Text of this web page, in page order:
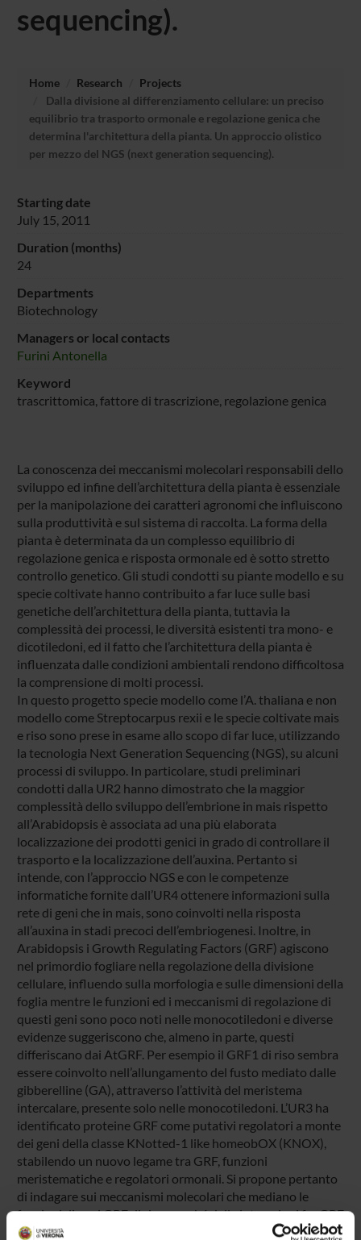
sequencing).
Home Research
Projects
Dalla divisione al differenziamento cellulare: un preciso
equilibrio tra trasporto ormonale e regolazione genica che
determina l'architettura della pianta. Un approccio olistico
per mezzo del NGS (next generation sequencing).
Starting date
July 15, 2011
Duration (months)
24
Departments
Biotechnology
Managers or local contacts
Furini Antonella
Keyword
trascrittomica, fattore di trascrizione, regolazione genica
La conoscenza dei meccanismi molecolari responsabili dello
sviluppo ed infine dell’architettura della pianta è essenziale
per la manipolazione dei caratteri agronomi che influiscono
sulla produttività e sul sistema di raccolta. La forma della
pianta è determinata da un complesso equilibrio di
regolazione genica e risposta ormonale ed è sotto stretto
controllo genetico. Gli studi condotti su piante modello e su
specie coltivate hanno contribuito a far luce sulle basi
genetiche dell’architettura della pianta, tuttavia la
complessità dei processi, le diversità esistenti tra mono- e
dicotiledoni, ed il fatto che l’architettura della pianta è
influenzata dalle condizioni ambientali rendono difficoltosa
la comprensione di molti processi.
In questo progetto specie modello come l’A. thaliana e non
modello come Streptocarpus rexii e le specie coltivate mais
e riso sono prese in esame allo scopo di far luce, utilizzando
la tecnologia Next Generation Sequencing (NGS), su alcuni
processi di sviluppo. In particolare, studi preliminari
condotti dalla UR2 hanno dimostrato che la maggior
complessità dello sviluppo dell’embrione in mais rispetto
all’Arabidopsis è associata ad una più elaborata
localizzazione dei prodotti genici in grado di controllare il
trasporto e la localizzazione dell’auxina. Pertanto si
intende, con l’approccio NGS e con le competenze
informatiche fornite dall’UR4 ottenere informazioni sulla
rete di geni che in mais, sono coinvolti nella risposta
all’auxina in stadi precoci dell’embriogenesi. Inoltre, in
Arabidopsis i Growth Regulating Factors (GRF) agiscono
nel primordio fogliare nella regolazione della divisione
cellulare, influendo sulla morfologia e sulle dimensioni della
foglia mentre le funzioni ed i meccanismi di regolazione di
questi geni sono poco noti nelle monocotiledoni e diverse
evidenze suggeriscono che, almeno in parte, questi
differiscano dai AtGRF. Per esempio il GRF1 di riso sembra
essere coinvolto nell’allungamento del fusto mediato dalle
gibberelline (GA), attraverso l’attività del meristema
intercalare, presente solo nelle monocotiledoni. L’UR3 ha
identificato proteine GRF come putativi regolatori a monte
dei geni della classe KNotted-1 like homeobOX (KNOX),
stabilendo un nuovo legame tra GRF, funzioni
meristematiche e regolatori ormonali. Si propone pertanto
di indagare sui meccanismi molecolari che mediano le
funzioni di geni GRF di riso nonché delle interazioni fra GRF
e GA analizzando per mezzo del NGS, in collaborazione con